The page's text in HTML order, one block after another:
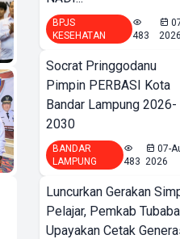
BPJS
KESEHATAN
483
2026
Socrat Pringgodanu
Pimpin PERBASI Kota
Bandar Lampung 2026-
2030
BANDAR
LAMPUNG
483
07-
2026
Luncurkan Gerakan
Pelajar, Pemkab Tubaba
Upayakan Cetak